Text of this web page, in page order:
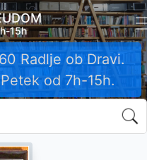
15h
Radlje ob Dravi.
od 7h-15h.